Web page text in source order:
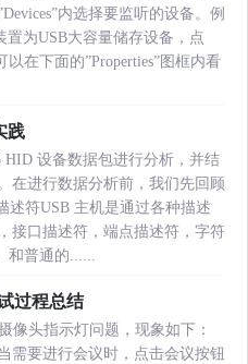
内选择要监听的设备。例
为USB大容量储存设备，点
在下面的”Properties”图框内看
践
HID 设备数据包进行分析，并结
在进行数据分析前，我们先回顾
述符USB 主机是通过各种描述
接口描述符，端点描述符，字符
和普通的......
过程总结
像头指示灯问题，现象如下：
需要进行会议时，点击会议按钮